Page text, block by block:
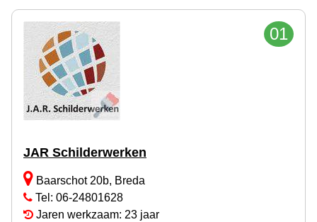
01
JAR Schilderwerken
Baarschot 20b, Breda
Tel: 06-24801628
Jaren werkzaam: 23 jaar